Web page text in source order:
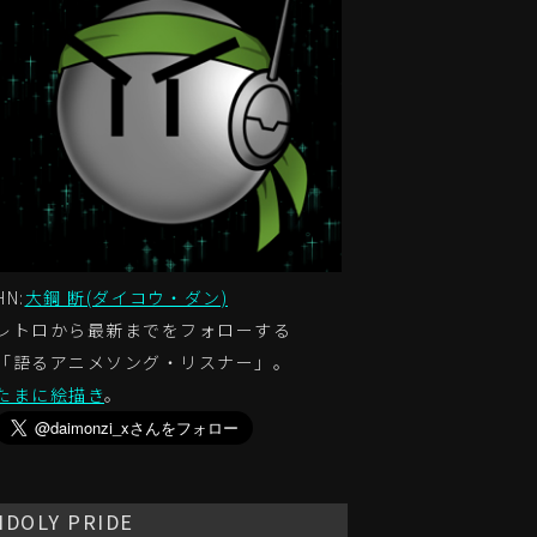
大鋼 断(ダイコウ・ダン)
トロから最新までをフォローする
語るアニメソング・リスナー」。
まに絵描き。
PRIDE